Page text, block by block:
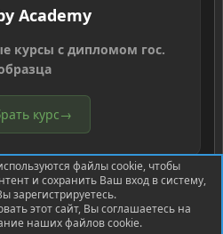
Academy
курсы с дипломом гос.
курс→
®
файлы cookie, чтобы
и сохранить Ваш вход в систему,
зарегистрируетесь.
этот сайт, Вы соглашаетесь на
наших файлов cookie.